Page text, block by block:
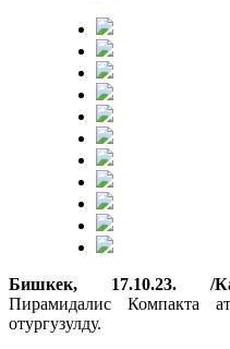
Бишкек, 17.10.23. /
Пирамидалис Компакта
отургузулду.